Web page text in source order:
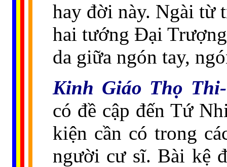
hay đời này. Ngài từ
hai tướng Đại
da giữa ngón tay,
Kinh Giáo Thọ
có đề cập đến Tứ
kiện cần có trong
người cư sĩ. Bài kệ